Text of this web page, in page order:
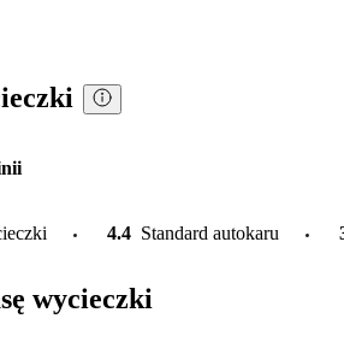
4.4 Standard autokaru
wycieczki